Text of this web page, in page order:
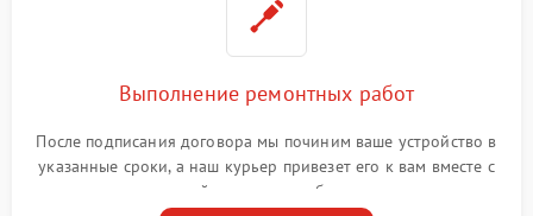
Выполнение ремонтных работ
После подписания договора мы починим ваше устройство в
указанные сроки, а наш курьер привезет его к вам вместе с
гарантийным талоном бесплатно